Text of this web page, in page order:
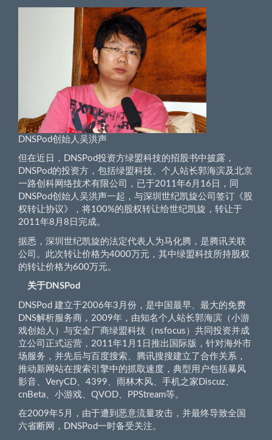
DNSPod创始人吴洪声
但在近日，DNSPod投资方绿盟科技的招股书中披露，
DNSPod的投资方，包括绿盟科技、个人站长郭海滨及北京
一路创科网络技术有限公司，已于2011年6月16日，同
DNSPod创始人吴洪声一起，与深圳世纪凯旋公司签订《股
权转让协议》，将100%的股权转让给世纪凯旋，转让于
2011年8月8日完成。
据悉，深圳世纪凯旋的法定代表人为马化腾，是腾讯关联
公司。此次转让价格为4000万元，其中绿盟科技所持股权
的转让价格为600万元。
关于DNSPod
DNSPod 建立于2006年3月份，是中国最早、最大的免费
DNS解析服务商，2009年，由知名个人站长郭海滨（小游
戏创始人）与安全厂商绿盟科技（nsfocus）共同投资并成
立公司正式运营，2011年1月1日推出国际版，针对海外市
场服务，并先后与百度搜索、腾讯搜搜建立了合作关系，
推动新网站在搜索引擎中的抓取速度，典型用户包括暴风
影音、VeryCD、4399、雨林木风、手机之家Discuz、
cnBeta、小游戏、QVOD、PPStream等。
在2009年5月，由于遭到恶意流量攻击，并最终导致全国
六省断网，DNSPod一时备受关注。